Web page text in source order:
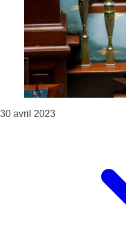
30 avril 2023Consulter